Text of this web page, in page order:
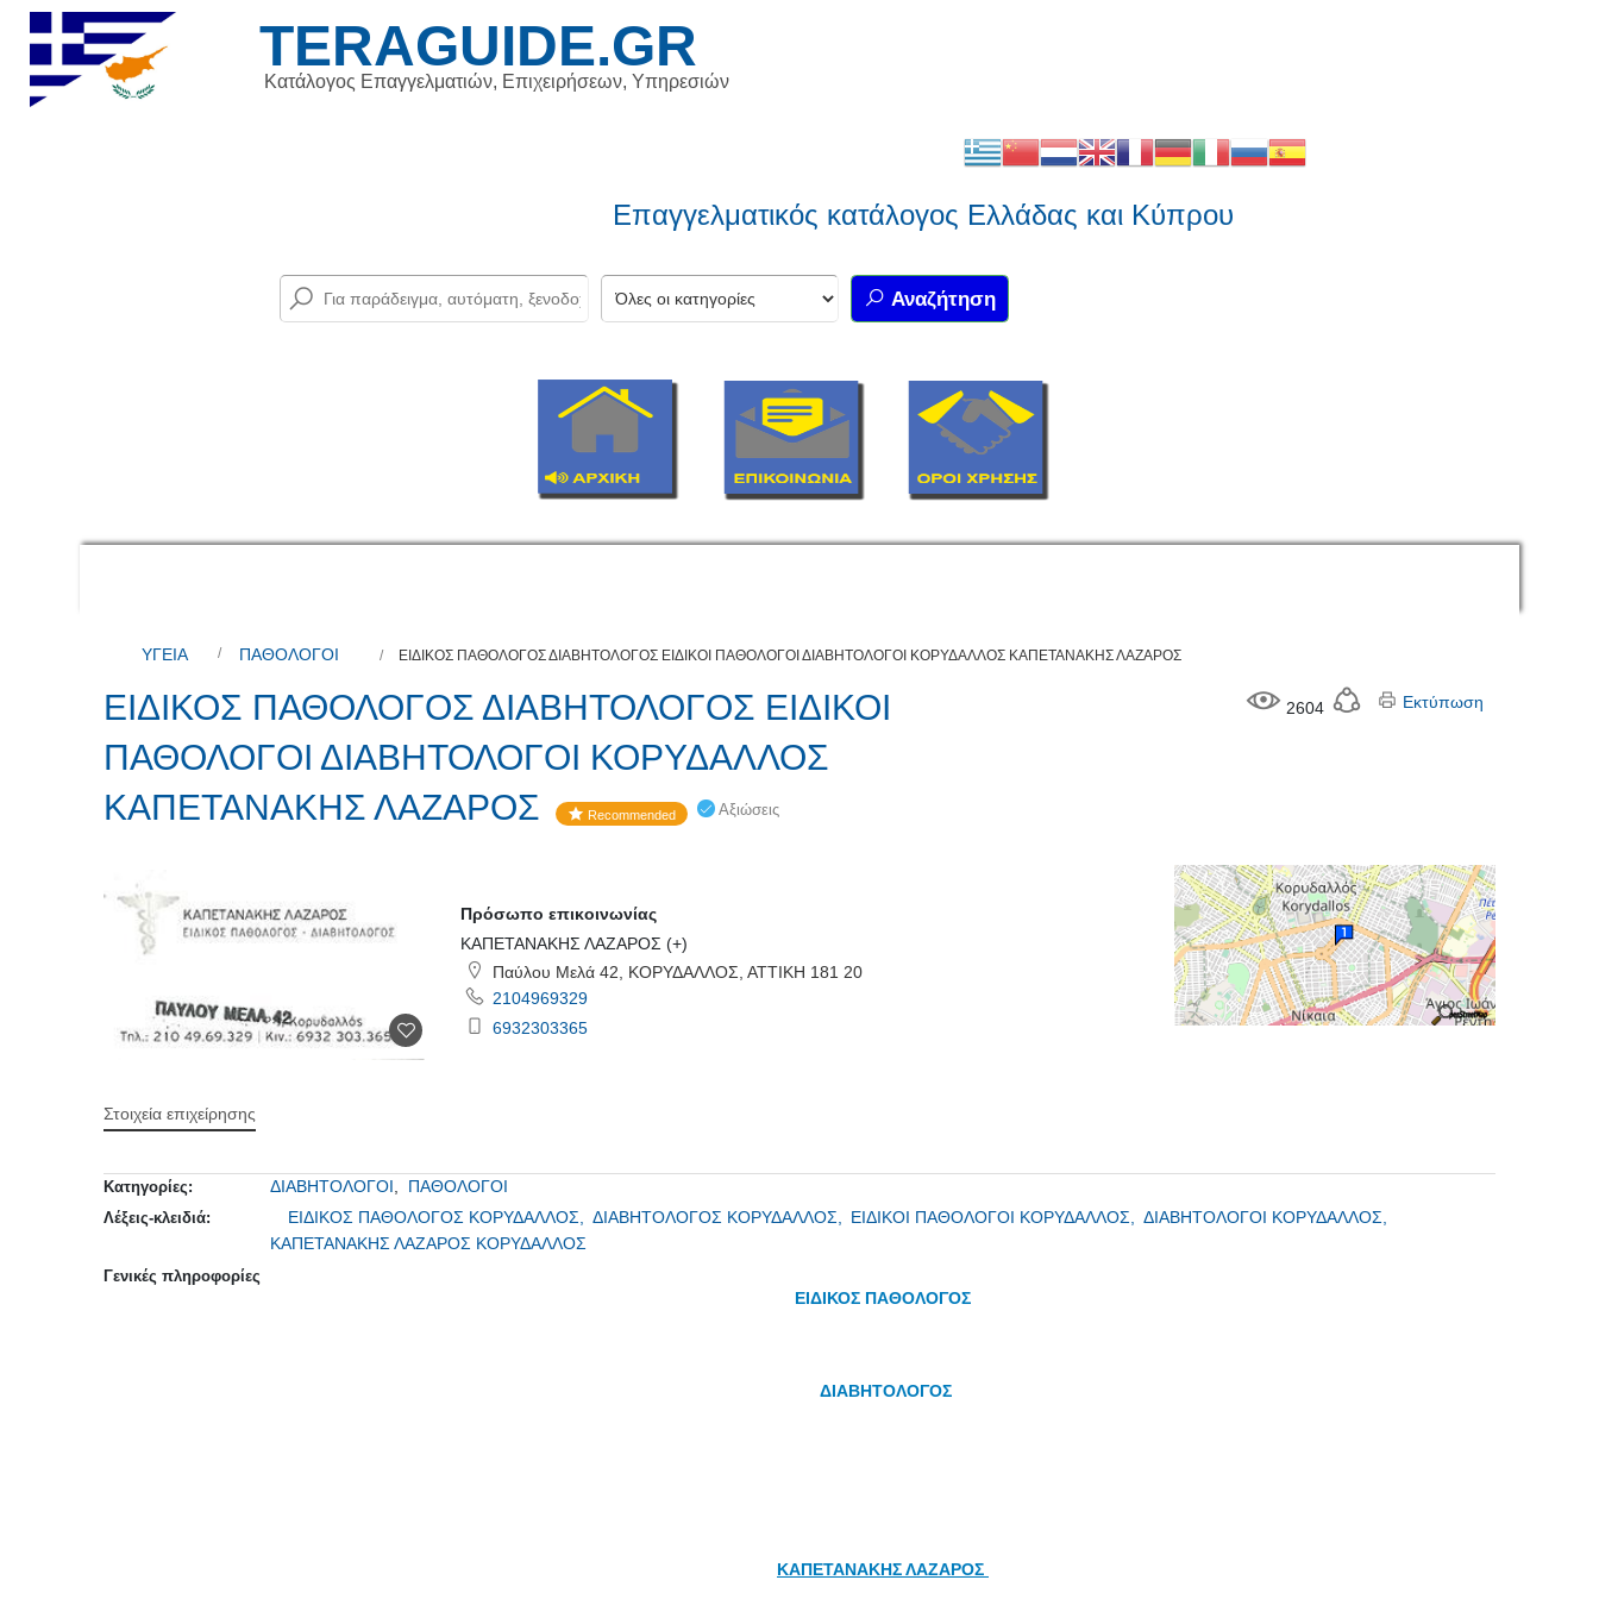
Κατάλογος Επαγγελματιών, Επιχειρήσεων, Υπηρεσιών
TERAGUIDE.GR
Επαγγελματικός κατάλογος Ελλάδας και Κύπρου
Αναζήτηση
ΥΓΕΙΑ ΠΑΘΟΛΟΓΟΙ ΕΙΔΙΚΟΣ ΠΑΘΟΛΟΓΟΣ ΔΙΑΒΗΤΟΛΟΓΟΣ ΕΙΔΙΚΟΙ ΠΑΘΟΛΟΓΟΙ ΔΙΑΒΗΤΟΛΟΓΟΙ ΚΟΡΥΔΑΛΛΟΣ ΚΑΠΕΤΑΝΑΚΗΣ ΛΑΖΑΡΟΣ
ΕΙΔΙΚΟΣ ΠΑΘΟΛΟΓΟΣ ΔΙΑΒΗΤΟΛΟΓΟΣ ΕΙΔΙΚΟΙ
ΠΑΘΟΛΟΓΟΙ ΔΙΑΒΗΤΟΛΟΓΟΙ ΚΟΡΥΔΑΛΛΟΣ
ΚΑΠΕΤΑΝΑΚΗΣ ΛΑΖΑΡΟΣ
Recommended Αξιώσεις
2604 Εκτύπωση
Πρόσωπο επικοινωνίας
ΚΑΠΕΤΑΝΑΚΗΣ ΛΑΖΑΡΟΣ (+)
Παύλου Μελά 42, ΚΟΡΥΔΑΛΛΟΣ, ΑΤΤΙΚΗ 181 20
2104969329
6932303365
Στοιχεία επιχείρησης
Κατηγορίες: ΔΙΑΒΗΤΟΛΟΓΟΙ, ΠΑΘΟΛΟΓΟΙ
Λέξεις-κλειδιά: ΕΙΔΙΚΟΣ ΠΑΘΟΛΟΓΟΣ ΚΟΡΥΔΑΛΛΟΣ, ΔΙΑΒΗΤΟΛΟΓΟΣ ΚΟΡΥΔΑΛΛΟΣ, ΕΙΔΙΚΟΙ ΠΑΘΟΛΟΓΟΙ ΚΟΡΥΔΑΛΛΟΣ, ΔΙΑΒΗΤΟΛΟΓΟΙ ΚΟΡΥΔΑΛΛΟΣ,
ΚΑΠΕΤΑΝΑΚΗΣ ΛΑΖΑΡΟΣ ΚΟΡΥΔΑΛΛΟΣ
Γενικές πληροφορίες
ΕΙΔΙΚΟΣ ΠΑΘΟΛΟΓΟΣ
ΔΙΑΒΗΤΟΛΟΓΟΣ
ΚΑΠΕΤΑΝΑΚΗΣ ΛΑΖΑΡΟΣ